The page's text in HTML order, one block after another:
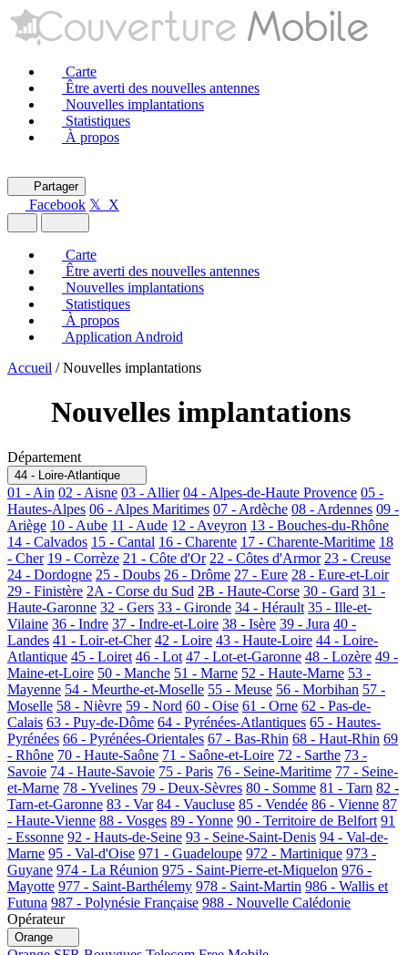
Carte
Être averti des nouvelles antennes
Nouvelles implantations
Statistiques
À propos
Partager
Facebook 𝕏 X
Carte
Être averti des nouvelles antennes
Nouvelles implantations
Statistiques
À propos
Application Android
Accueil / Nouvelles implantations
Nouvelles implantations
Département
44 - Loire-Atlantique
01 - Ain 02 - Aisne 03 - Allier 04 - Alpes-de-Haute Provence 05 -
Hautes-Alpes 06 - Alpes Maritimes 07 - Ardèche 08 - Ardennes 09 -
Ariège 10 - Aube 11 - Aude 12 - Aveyron 13 - Bouches-du-Rhône
14 - Calvados 15 - Cantal 16 - Charente 17 - Charente-Maritime 18
- Cher 19 - Corrèze 21 - Côte d'Or 22 - Côtes d'Armor 23 - Creuse
24 - Dordogne 25 - Doubs 26 - Drôme 27 - Eure 28 - Eure-et-Loir
29 - Finistère 2A - Corse du Sud 2B - Haute-Corse 30 - Gard 31 -
Haute-Garonne 32 - Gers 33 - Gironde 34 - Hérault 35 - Ille-et-
Vilaine 36 - Indre 37 - Indre-et-Loire 38 - Isère 39 - Jura 40 -
Landes 41 - Loir-et-Cher 42 - Loire 43 - Haute-Loire 44 - Loire-
Atlantique 45 - Loiret 46 - Lot 47 - Lot-et-Garonne 48 - Lozère 49 -
Maine-et-Loire 50 - Manche 51 - Marne 52 - Haute-Marne 53 -
Mayenne 54 - Meurthe-et-Moselle 55 - Meuse 56 - Morbihan 57 -
Moselle 58 - Nièvre 59 - Nord 60 - Oise 61 - Orne 62 - Pas-de-
Calais 63 - Puy-de-Dôme 64 - Pyrénées-Atlantiques 65 - Hautes-
Pyrénées 66 - Pyrénées-Orientales 67 - Bas-Rhin 68 - Haut-Rhin 69
- Rhône 70 - Haute-Saône 71 - Saône-et-Loire 72 - Sarthe 73 -
Savoie 74 - Haute-Savoie 75 - Paris 76 - Seine-Maritime 77 - Seine-
et-Marne 78 - Yvelines 79 - Deux-Sèvres 80 - Somme 81 - Tarn 82 -
Tarn-et-Garonne 83 - Var 84 - Vaucluse 85 - Vendée 86 - Vienne 87
- Haute-Vienne 88 - Vosges 89 - Yonne 90 - Territoire de Belfort 91
- Essonne 92 - Hauts-de-Seine 93 - Seine-Saint-Denis 94 - Val-de-
Marne 95 - Val-d'Oise 971 - Guadeloupe 972 - Martinique 973 -
Guyane 974 - La Réunion 975 - Saint-Pierre-et-Miquelon 976 -
Mayotte 977 - Saint-Barthélemy 978 - Saint-Martin 986 - Wallis et
Futuna 987 - Polynésie Française 988 - Nouvelle Calédonie
Opérateur
Orange